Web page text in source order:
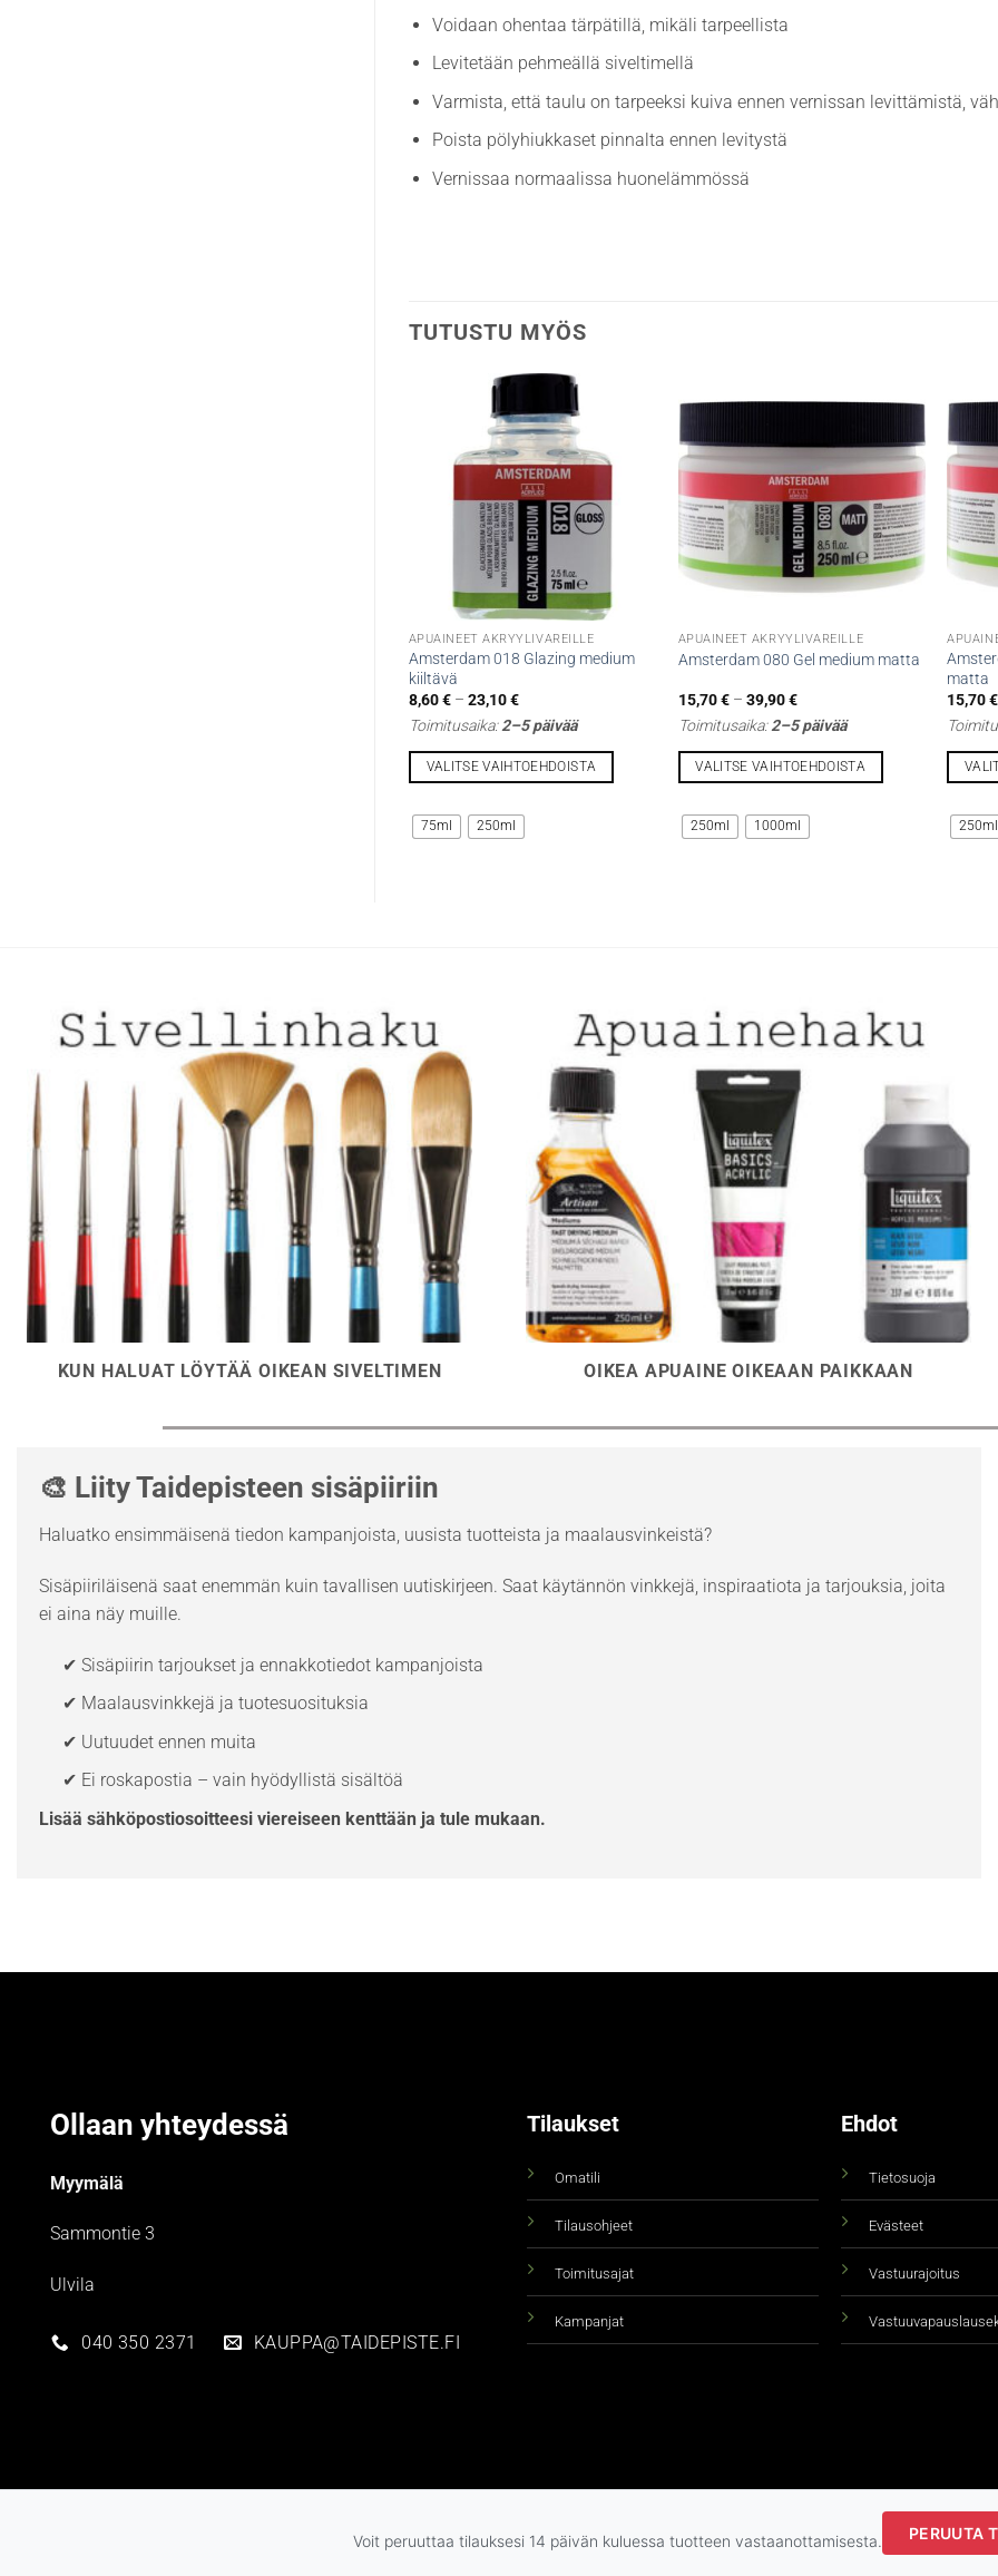
Voidaan ohentaa tärpätillä, mikäli tarpeellista
Levitetään pehmeällä siveltimellä
Varmista, että taulu on tarpeeksi kuiva ennen vernissan levittämistä,
Poista pölyhiukkaset pinnalta ennen levitystä
Vernissaa normaalissa huonelämmössä
TUTUSTU MYÖS
APUAINEET AKRYYLIVÄREILLE
Amsterdam 018 Glazing medium
kiiltävä
8,60€ – 23,10€Hintaluokka:
8,60 €
-
Toimitusaika:2–5 päivää
VALITSE VAIHTOEHDOISTA
tuotteella
sivulla.
75ml 250ml
APUAINEET AKRYYLIVÄREILLE
Amsterdam 080 Gel medium matta
15,70€ – 39,90€Hintaluokka:
15,70 €
-
Toimitusaika:2–5 päivää
VALITSE VAIHTOEHDOISTA
tuotteella
sivulla.
250ml 1000ml
matta
15,70€
250ml
KUN HALUAT LÖYTÄÄ OIKEAN SIVELTIMEN OIKEA APUAINE OIKEAAN PAIKKAAN
🎨 Liity Taidepisteen sisäpiiriin
Haluatko ensimmäisenä tiedon kampanjoista, uusista tuotteista ja maalausvinkeistä?
Sisäpiiriläisenä saat enemmän kuin tavallisen uutiskirjeen. Saat käytännön vinkkejä, inspiraatiota ja tarjouksia, joita
ei aina näy muille.
✔ Sisäpiirin tarjoukset ja ennakkotiedot kampanjoista
✔ Maalausvinkkejä ja tuotesuosituksia
✔ Uutuudet ennen muita
✔ Ei roskapostia – vain hyödyllistä sisältöä
Lisää sähköpostiosoitteesi viereiseen kenttään ja tule mukaan.
Ollaan yhteydessä
Myymälä
Sammontie 3
Ulvila
040 350 2371 KAUPPA@TAIDEPISTE.FI
Tilaukset
Omatili
Tilausohjeet
Toimitusajat
Kampanjat
Ehdot
Tietosuoja
Evästeet
Vastuurajoitus
Copyright 2026 ©taidepiste.fi
Voit peruuttaa tilauksesi 14 päivän kuluessa tuotteen vastaanottamisesta. PERUUTA